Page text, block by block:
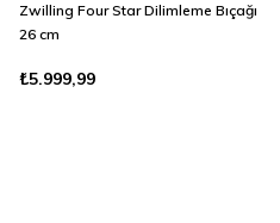
Zwilling Four Star Dilimleme Bıçağı
26 cm
₺5.999,99